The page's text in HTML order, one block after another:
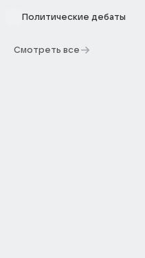
Политические дебаты
Смотреть все